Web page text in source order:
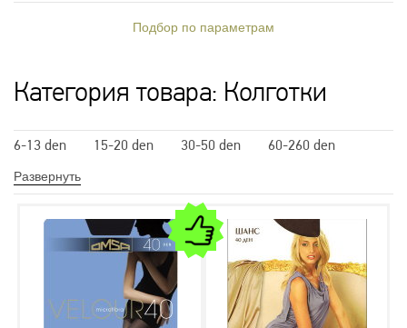
Подбор по параметрам
Категория товара: Колготки
6-13 den 15-20 den 30-50 den
60-260 den
Колготки классические
Колготки с заниженной талией
Утягивающие колготки
Колготки с утяжкой трусиками
Колготки с утяжкой шортиками
Колготки с утяжкой без шортиков
Развернуть